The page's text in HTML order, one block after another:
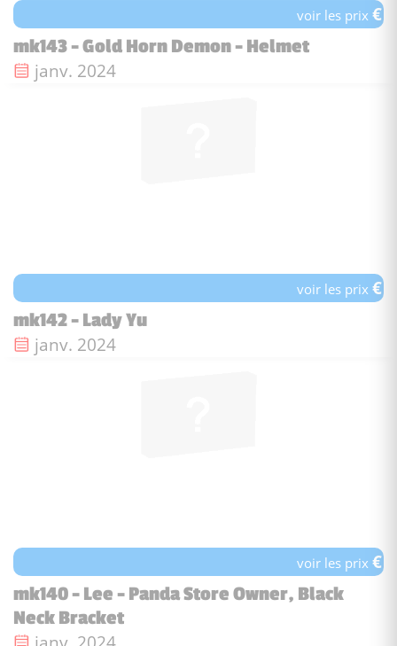
voir les prix€
mk143 - Gold Horn Demon - Helmet
Date de sortie :
janv. 2024
voir les prix€
mk142 - Lady Yu
Date de sortie :
janv. 2024
voir les prix€
mk140 - Lee - Panda Store Owner, Black
Neck Bracket
Date de sortie :